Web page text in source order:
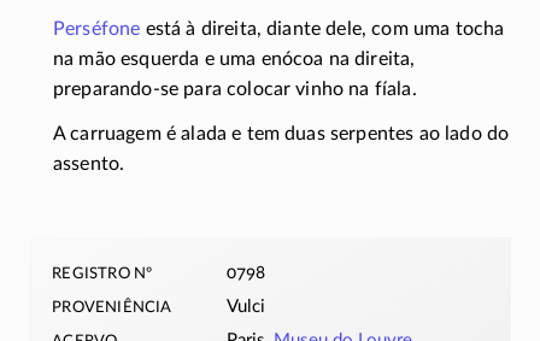
Perséfone está à direita, diante dele, com uma tocha
na mão esquerda e uma enócoa na direita,
preparando-se para colocar vinho na fíala.
A carruagem é alada e tem duas serpentes ao lado do
assento.
registro nº 0798
proveniência Vulci